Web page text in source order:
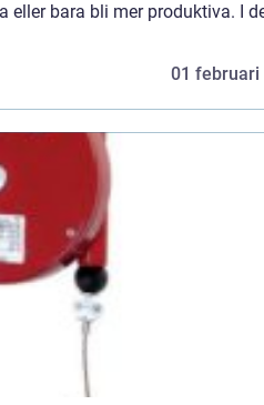
bara bli mer produktiva. I
01 februari